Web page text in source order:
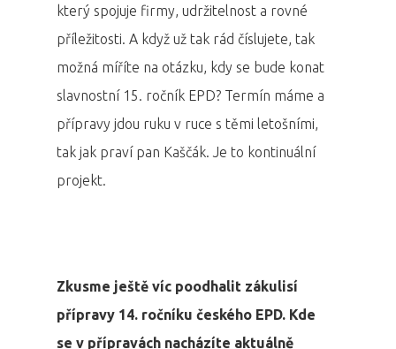
který spojuje firmy, udržitelnost a rovné
příležitosti. A když už tak rád číslujete, tak
možná míříte na otázku, kdy se bude konat
slavnostní 15. ročník EPD? Termín máme a
přípravy jdou ruku v ruce s těmi letošními,
tak jak praví pan Kaščák. Je to kontinuální
projekt.
Zkusme ještě víc poodhalit zákulisí
přípravy 14. ročníku českého EPD. Kde
se v přípravách nacházíte aktuálně